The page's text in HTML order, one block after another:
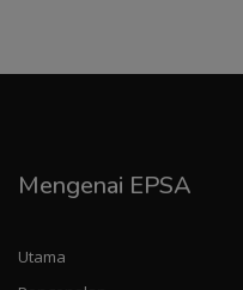
Mengenai EPSA
Utama